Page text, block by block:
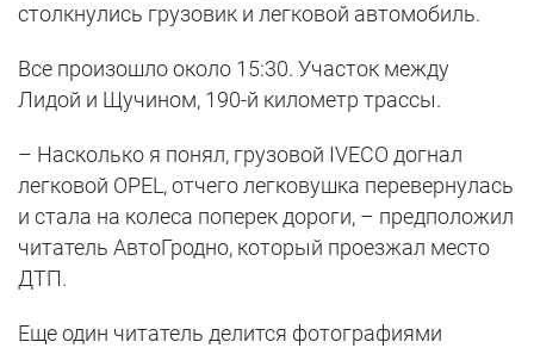
столкнулись грузовик и легковой автомобиль.
Все произошло около 15:30. Участок между
Лидой и Щучином, 190-й километр трассы.
– Насколько я понял, грузовой IVECO догнал
легковой OPEL, отчего легковушка перевернулась
и стала на колеса поперек дороги, – предположил
читатель АвтоГродно, который проезжал место
ДТП.
Еще один читатель делится фотографиями